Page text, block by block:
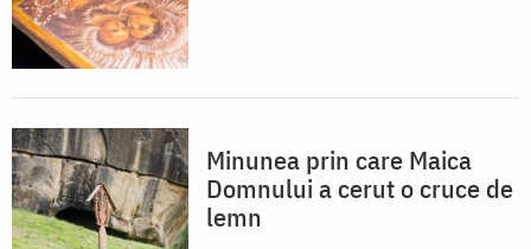
Minunea prin care Maica
Domnului a cerut o cruce de
lemn